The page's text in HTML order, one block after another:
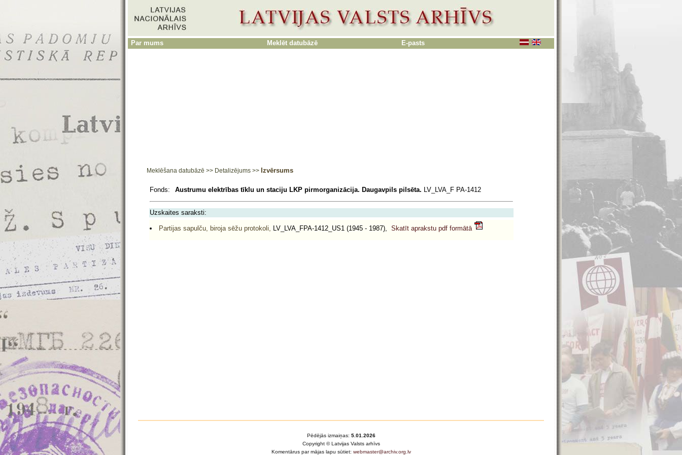
Par mums Meklēt datubāzē E-pasts
Meklēšana datubāzē >> Detalizējums >> Izvērsums
Fonds: Austrumu elektrības tīklu un staciju LKP pirmorganizācija. Daugavpils pilsēta. LV_LVA_F PA-1412
Uzskaites saraksti:
Partijas sapulču, biroja sēžu protokoli, LV_LVA_FPA-1412_US1 (1945 - 1987), Skatīt aprakstu pdf formātā
Pēdējās izmaiņas: 5.01.2026
Copyright © Latvijas Valsts arhīvs
Komentārus par mājas lapu sūtiet: webmaster@archiv.org.lv